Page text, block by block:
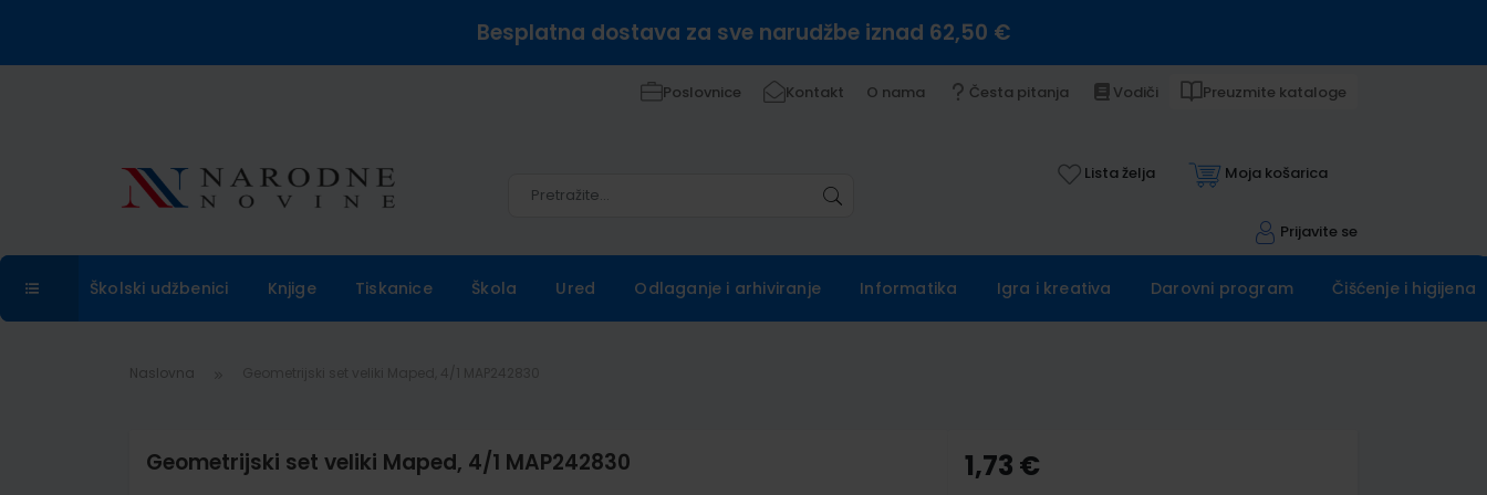
Besplatna dostava za sve narudžbe iznad 62,50 €
Poslovnice Kontakt O nama Česta pitanja Vodiči Preuzmite kataloge
Lista želja Moja košarica
Prijavite se
Školski udžbenici Knjige Tiskanice Škola Ured Odlaganje i arhiviranje Informatika Igra i kreativa Darovni program Čišćenje i higijena
Naslovna
Geometrijski set veliki Maped, 4/1 MAP242830 1,73 €